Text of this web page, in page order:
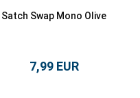
Satch Swap Mono Olive
7,99 EUR